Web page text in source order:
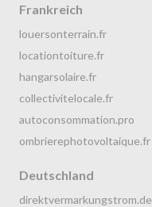
Frankreich
louersonterrain.fr
locationtoiture.fr
hangarsolaire.fr
collectivitelocale.fr
autoconsommation.pro
ombrierephotovoltaique.fr
Deutschland
direktvermarkungstrom.de